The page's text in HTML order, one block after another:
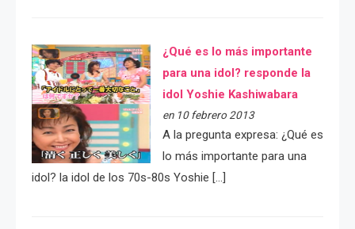
¿Qué es lo más importante
para una idol? responde la
idol Yoshie Kashiwabara
en 10 febrero 2013
A la pregunta expresa: ¿Qué es
lo más importante para una
idol? la idol de los 70s-80s Yoshie […]